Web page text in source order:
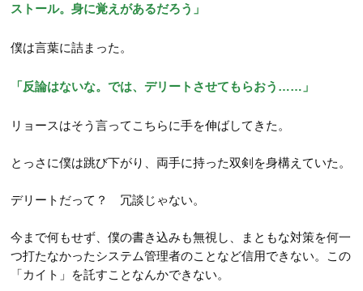
ストール。身に覚えがあるだろう」
僕は言葉に詰まった。
「反論はないな。では、デリートさせてもらおう……」
リョースはそう言ってこちらに手を伸ばしてきた。
とっさに僕は跳び下がり、両手に持った双剣を身構えていた。
デリートだって？ 冗談じゃない。
今まで何もせず、僕の書き込みも無視し、まともな対策を何一
つ打たなかったシステム管理者のことなど信用できない。この
「カイト」を託すことなんかできない。